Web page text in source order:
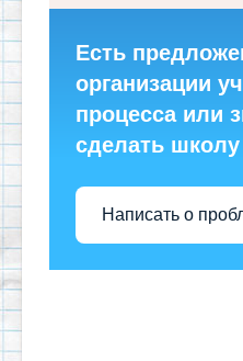
Есть
организации
процесса или
сделать
Написать о